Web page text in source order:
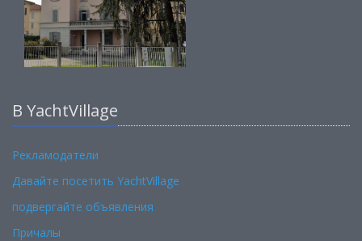
В YachtVillage
Рекламодатели
Давайте посетить YachtVillage
подвергайте объявления
Причалы